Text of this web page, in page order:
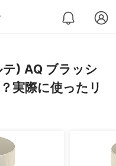
) AQ ブラッシ
実際に使ったリ